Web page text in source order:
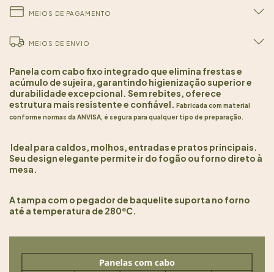
MEIOS DE PAGAMENTO
MEIOS DE ENVIO
Panela com cabo fixo integrado que elimina frestas e
acúmulo de sujeira, garantindo higienização superior e
durabilidade excepcional. Sem rebites, oferece
estrutura mais resistente e confiável. Fabricada com material
conforme normas da ANVISA, é segura para qualquer tipo de preparação.
Ideal para caldos, molhos, entradas e pratos principais.
Seu design elegante permite ir do fogão ou forno direto à
mesa.
A tampa com o pegador de baquelite suporta no forno
até a temperatura de 280ºC.